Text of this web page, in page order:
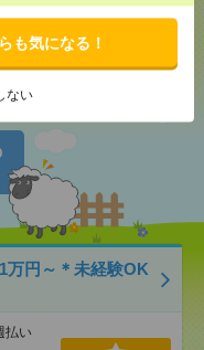
も気になる！
ない
ブックマーク
万円～＊未経験OK
払い